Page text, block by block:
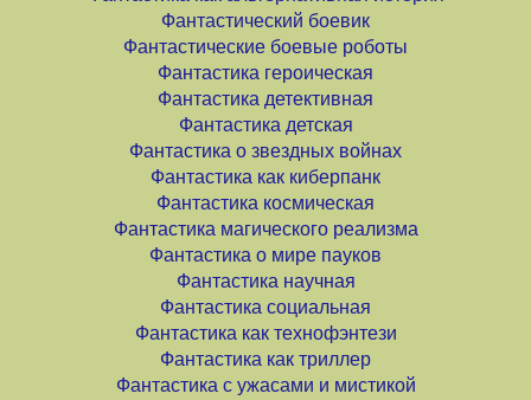
Фантастический боевик
Фантастические боевые роботы
Фантастика героическая
Фантастика детективная
Фантастика детская
Фантастика о звездных войнах
Фантастика как киберпанк
Фантастика космическая
Фантастика магического реализма
Фантастика о мире пауков
Фантастика научная
Фантастика социальная
Фантастика как технофэнтези
Фантастика как триллер
Фантастика с ужасами и мистикой